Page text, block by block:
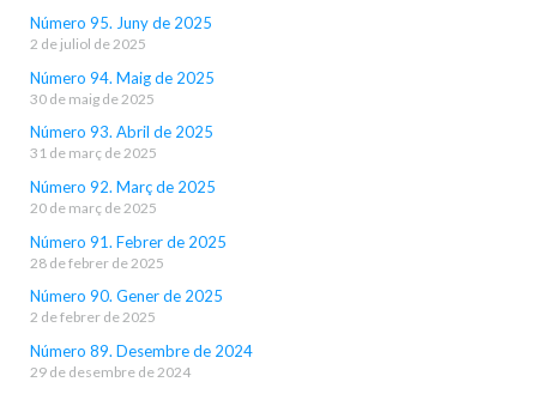
Número 95. Juny de 2025
2 de juliol de 2025
Número 94. Maig de 2025
30 de maig de 2025
Número 93. Abril de 2025
31 de març de 2025
Número 92. Març de 2025
20 de març de 2025
Número 91. Febrer de 2025
28 de febrer de 2025
Número 90. Gener de 2025
2 de febrer de 2025
Número 89. Desembre de 2024
29 de desembre de 2024